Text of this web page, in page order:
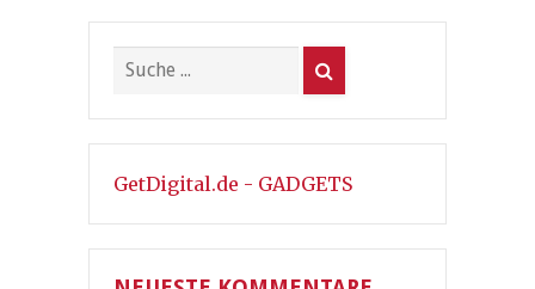
GetDigital.de - GADGETS